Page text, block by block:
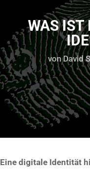
WAS IST
vonDavid
Eine digitale Identität